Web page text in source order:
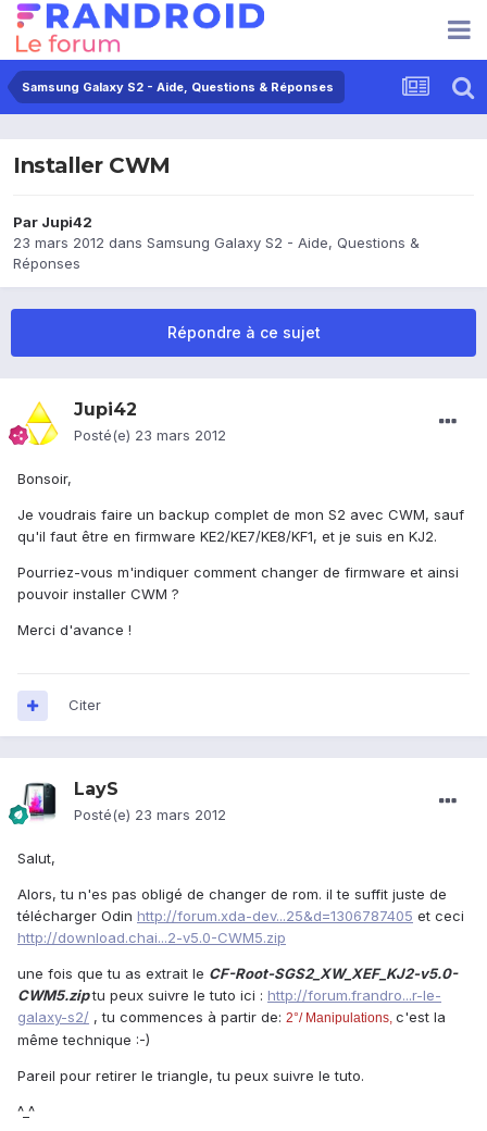
Samsung Galaxy S2 - Aide, Questions & Réponses
Installer CWM
Par Jupi42
23 mars 2012 dans Samsung Galaxy S2 - Aide, Questions &
Réponses
Répondre à ce sujet
Jupi42
Posté(e) 23 mars 2012
Bonsoir,
Je voudrais faire un backup complet de mon S2 avec CWM, sauf
qu'il faut être en firmware KE2/KE7/KE8/KF1, et je suis en KJ2.
Pourriez-vous m'indiquer comment changer de firmware et ainsi
pouvoir installer CWM ?
Merci d'avance !
Citer
LayS
Posté(e) 23 mars 2012
Salut,
Alors, tu n'es pas obligé de changer de rom. il te suffit juste de
télécharger Odin http://forum.xda-dev...25&d=1306787405 et ceci
http://download.chai...2-v5.0-CWM5.zip
une fois que tu as extrait le CF-Root-SGS2_XW_XEF_KJ2-v5.0-
CWM5.ziptu peux suivre le tuto ici : http://forum.frandro...r-le-
galaxy-s2/ , tu commences à partir de: 2°/ Manipulations, c'est la
même technique :-)
Pareil pour retirer le triangle, tu peux suivre le tuto.
^_^